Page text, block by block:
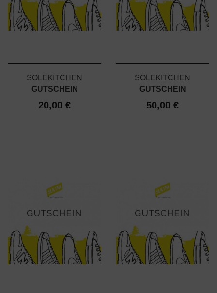
SOLEKITCHEN
GUTSCHEIN
20,00 €
SOLEKITCHEN
GUTSCHEIN
50,00 €